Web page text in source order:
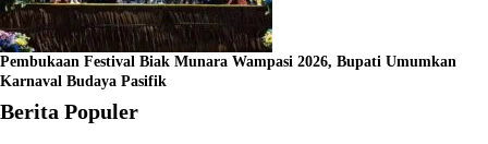
Pembukaan Festival Biak Munara Wampasi 2026, Bupati Umumkan
Karnaval Budaya Pasifik
Berita Populer